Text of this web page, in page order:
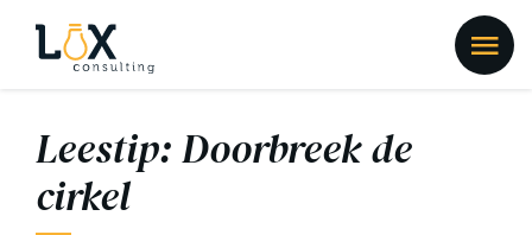
Leestip: Doorbreek de
cirkel